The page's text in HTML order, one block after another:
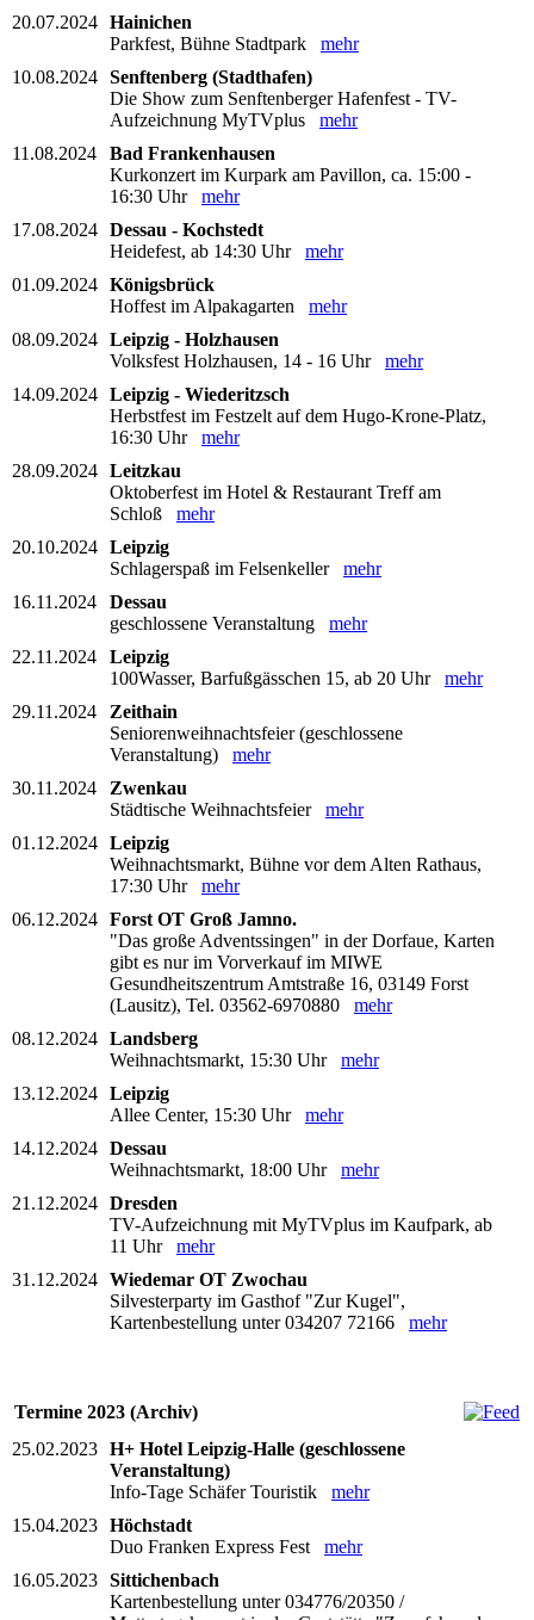
20.07.2024 Hainichen
Parkfest, Bühne Stadtpark mehr
10.08.2024 Senftenberg (Stadthafen)
Die Show zum Senftenberger Hafenfest - TV-
Aufzeichnung MyTVplus mehr
11.08.2024
Bad Frankenhausen
Kurkonzert im Kurpark am Pavillon, ca. 15:00 -
16:30 Uhr mehr
17.08.2024 Dessau - Kochstedt
Heidefest, ab 14:30 Uhr mehr
01.09.2024 Königsbrück
Hoffest im Alpakagarten mehr
08.09.2024 Leipzig - Holzhausen
Volksfest Holzhausen, 14 - 16 Uhr mehr
14.09.2024 Leipzig - Wiederitzsch
Herbstfest im Festzelt auf dem Hugo-Krone-Platz,
16:30 Uhr mehr
28.09.2024 Leitzkau
Oktoberfest im Hotel & Restaurant Treff am
Schloß mehr
20.10.2024 Leipzig
Schlagerspaß im Felsenkeller mehr
16.11.2024
Dessau
geschlossene Veranstaltung mehr
22.11.2024
Leipzig
100Wasser, Barfußgässchen 15, ab 20 Uhr mehr
29.11.2024
Zeithain
Seniorenweihnachtsfeier (geschlossene
Veranstaltung) mehr
30.11.2024
Zwenkau
Städtische Weihnachtsfeier mehr
01.12.2024 Leipzig
Weihnachtsmarkt, Bühne vor dem Alten Rathaus,
17:30 Uhr mehr
06.12.2024 Forst OT Groß Jamno.
"Das große Adventssingen" in der Dorfaue, Karten
gibt es nur im Vorverkauf im MIWE
Gesundheitszentrum Amtstraße 16, 03149 Forst
(Lausitz), Tel. 03562-6970880 mehr
08.12.2024 Landsberg
Weihnachtsmarkt, 15:30 Uhr mehr
13.12.2024 Leipzig
Allee Center, 15:30 Uhr mehr
14.12.2024 Dessau
Weihnachtsmarkt, 18:00 Uhr mehr
21.12.2024 Dresden
TV-Aufzeichnung mit MyTVplus im Kaufpark, ab
11 Uhr mehr
31.12.2024 Wiedemar OT Zwochau
Silvesterparty im Gasthof "Zur Kugel",
Kartenbestellung unter 034207 72166 mehr
Termine 2023 (Archiv)
25.02.2023 H+ Hotel Leipzig-Halle (geschlossene
Veranstaltung)
Info-Tage Schäfer Touristik mehr
15.04.2023 Höchstadt
Duo Franken Express Fest mehr
16.05.2023 Sittichenbach
Kartenbestellung unter 034776/20350 /